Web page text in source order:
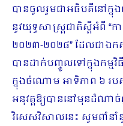
បានចូលរួមជាអធិបតីនៅក្នុងពិ
នូវយុទ្ធសាស្រ្តជាតិស្ដីអំពី “កា
២០២៣-២០២៨” ដែលជាឯក
បានដាក់បញ្ចូលទៅក្នុងក
ក្នុងចំណោម អាទិភាព ៦ របស់
អនុវត្តឱ្យបាននៅមុនដំណា
វិសេសវិសាលនេះ សូមពាំនាំនូ